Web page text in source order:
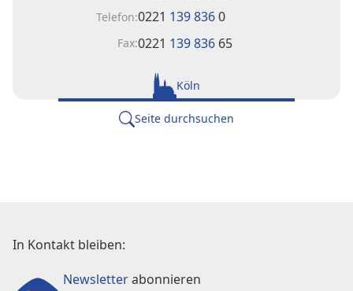
Telefon:0221 139 8360
Fax:0221 139 836 65
Köln
Seite durchsuchen
In Kontakt bleiben:
Newsletterabonnieren